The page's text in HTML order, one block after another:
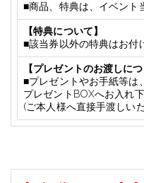
■商品、特典は、イベント
【特典について】
■該当券以外の特典はお付
【プレゼントのお渡しにつ
■プレゼントやお手紙等は
プレゼント BOXへお入れ下
(ご本人様へ直接手渡しい